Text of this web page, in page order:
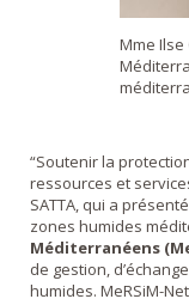
Mme Ilse
“Soutenir la
ressources et
SATTA, qui a
zones humides
Méditerranéens
de gestion,
humides. MeRSiM-